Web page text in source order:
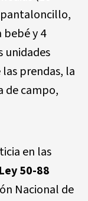
pantaloncillo,
bebé y 4
unidades
prendas, la
de campo,
en las
Ley 50-88
Nacional de